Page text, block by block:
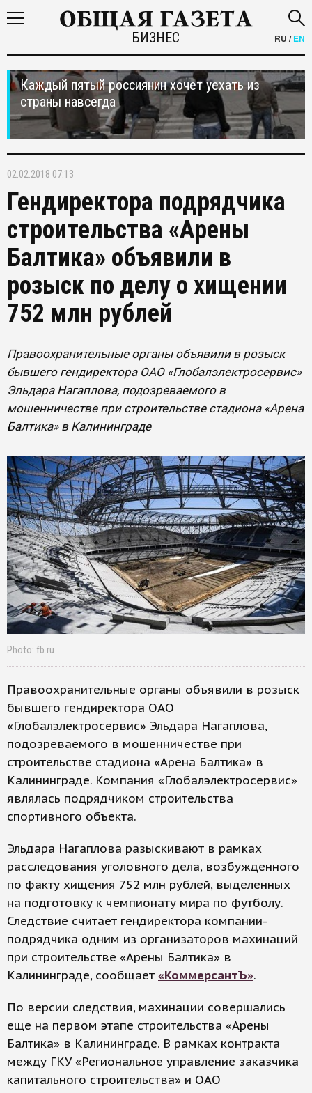
БИЗНЕС RU /EN
Каждый пятый россиянин хочет уехать из
страны навсегда
02.02.2018 07:13
Гендиректора подрядчика
строительства «Арены
Балтика» объявили в
розыск по делу о хищении
752 млн рублей
Правоохранительные органы объявили в розыск
бывшего гендиректора ОАО «Глобалэлектросервис»
Эльдара Нагаплова, подозреваемого в
мошенничестве при строительстве стадиона «Арена
Балтика» в Калининграде
Photo: fb.ru
Правоохранительные органы объявили в розыск
бывшего гендиректора ОАО
«Глобалэлектросервис» Эльдара Нагаплова,
подозреваемого в мошенничестве при
строительстве стадиона «Арена Балтика» в
Калининграде. Компания «Глобалэлектросервис»
являлась подрядчиком строительства
спортивного объекта.
Эльдара Нагаплова разыскивают в рамках
расследования уголовного дела, возбужденного
по факту хищения 752 млн рублей, выделенных
на подготовку к чемпионату мира по футболу.
Следствие считает гендиректора компании-
подрядчика одним из организаторов махинаций
при строительстве «Арены Балтика» в
Калининграде, сообщает «КоммерсантЪ».
По версии следствия, махинации совершались
еще на первом этапе строительства «Арены
Балтика» в Калининграде. В рамках контракта
между ГКУ «Региональное управление заказчика
капитального строительства» и ОАО